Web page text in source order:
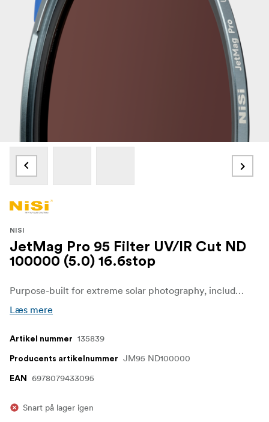
NISI
JetMag Pro 95 Filter UV/IR Cut ND
100000 (5.0) 16.6stop
Purpose-built for extreme solar photography, including sunspot imaging, solar observation, and ISS solar transit shots.
Læs mere
Artikel nummer 135839
Producents artikelnummer JM95 ND100000
EAN 6978079433095
Snart på lager igen